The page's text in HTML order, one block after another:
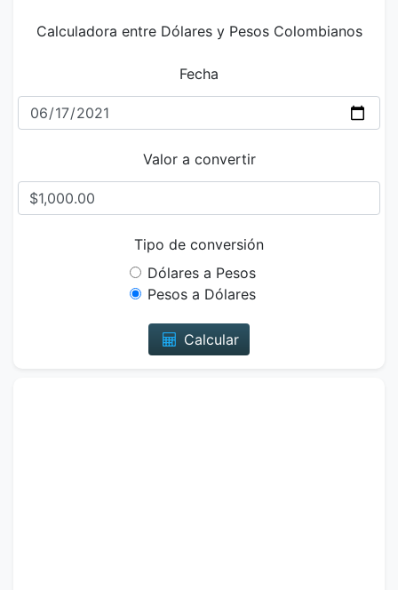
Calculadora entre Dólares y Pesos Colombianos
Fecha
Valor a convertir
Tipo de conversión
Dólares a Pesos
Pesos a Dólares
Calcular